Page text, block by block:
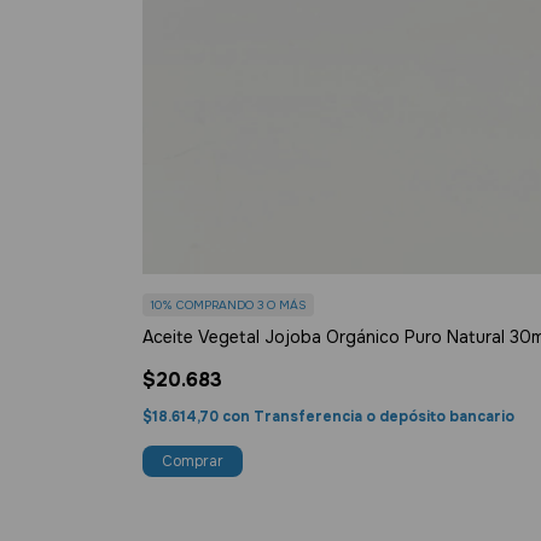
Aceite Vegetal Jojoba Orgánico Puro Natural
$20.683
10% COMPRANDO 3 O MÁS
$18.614,70 con Transferencia o depósito bancario